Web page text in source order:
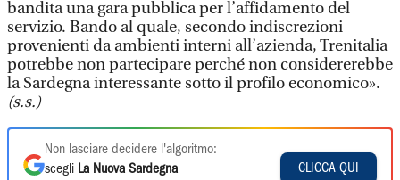
bandita una gara pubblica per l’affidamento del
servizio. Bando al quale, secondo indiscrezioni
provenienti da ambienti interni all’azienda, Trenitalia
potrebbe non partecipare perché non considererebbe
la Sardegna interessante sotto il profilo economico».
(s.s.)
Non lasciare decidere l'algoritmo:
scegli La Nuova Sardegna
CLICCA QUI